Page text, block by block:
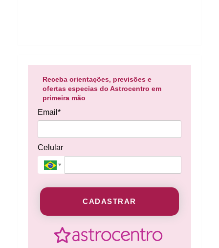
Receba orientações, previsões e
ofertas especias do Astrocentro em
primeira mão
Email*
Celular
CADASTRAR